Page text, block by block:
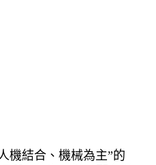
機結合、機械為主”的